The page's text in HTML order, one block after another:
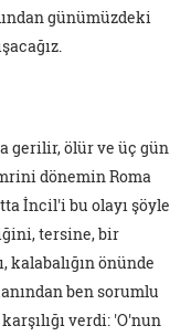
günümüzdeki
gerilir, ölür ve üç gün
dönemin Roma
İncil'i bu olayı şöyle
tersine, bir
kalabalığın önünde
ben sorumlu
verdi: 'O'nun